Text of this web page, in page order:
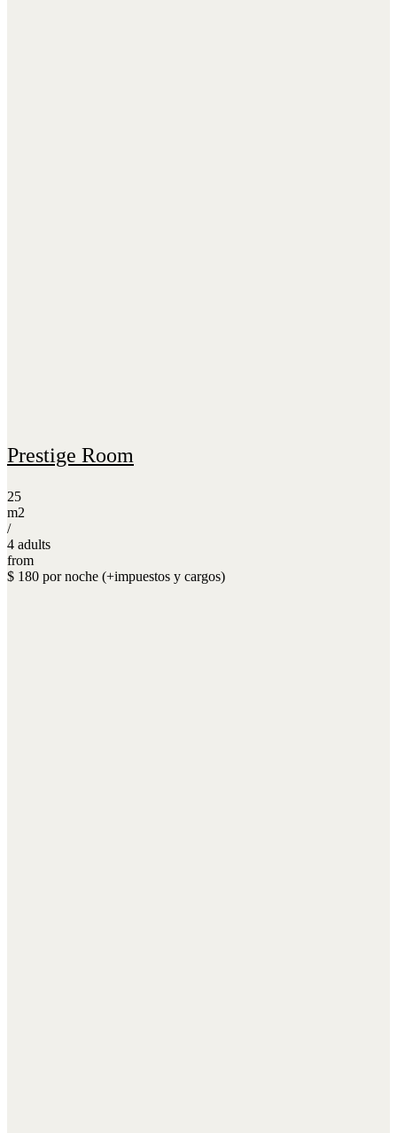
Prestige Room
25
m2
/
4 adults
from
$ 180 por noche (+impuestos y cargos)